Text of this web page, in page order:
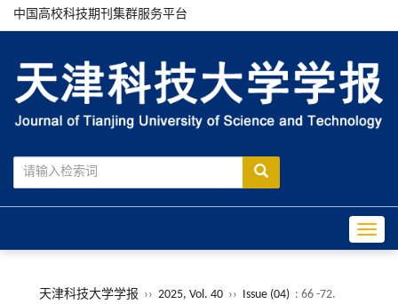
中国高校科技期刊集群服务平台
天津科技大学学报 ›› 2025, Vol. 40 ›› Issue (04) : 66 -72.